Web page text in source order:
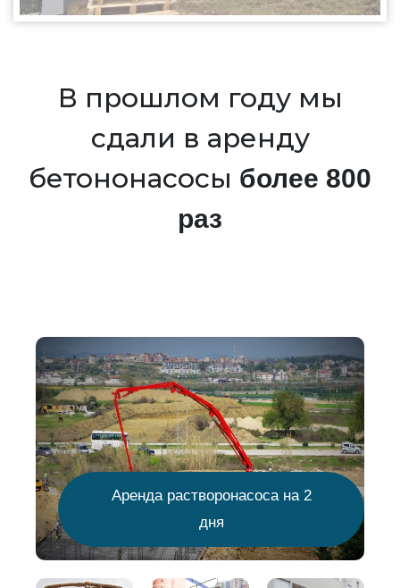
В прошлом году мы
сдали в аренду
бетононасосы более 800
раз
Аренда растворонасоса на 2
дня